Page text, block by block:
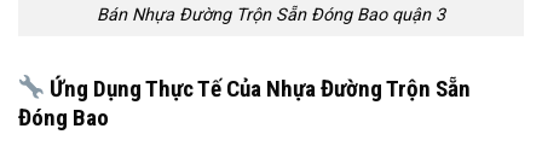
Bán Nhựa Đường Trộn Sẵn Đóng Bao quận 3
Ứng Dụng Thực Tế Của Nhựa Đường Trộn Sẵn
Đóng Bao